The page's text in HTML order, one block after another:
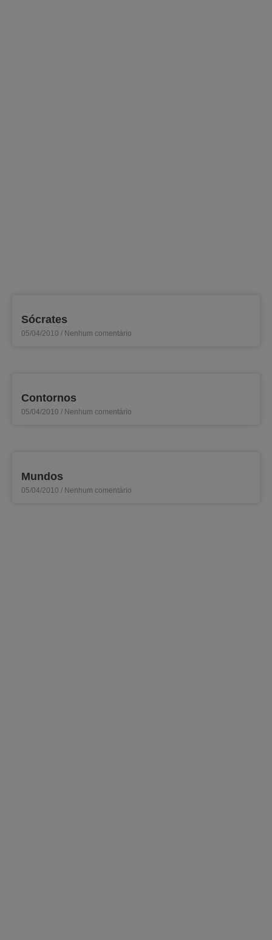
Sócrates
05/04/2010 Nenhum comentário
Contornos
05/04/2010 Nenhum comentário
Mundos
05/04/2010 Nenhum comentário